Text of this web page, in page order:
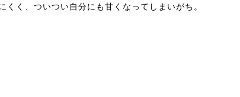
く、ついつい自分にも甘くなってしまいがち。